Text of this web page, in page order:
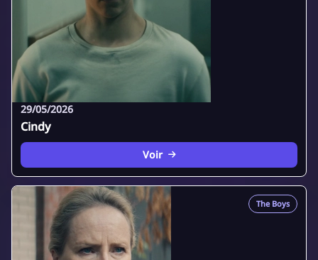
29/05/2026
Cindy
Voir
The Boys